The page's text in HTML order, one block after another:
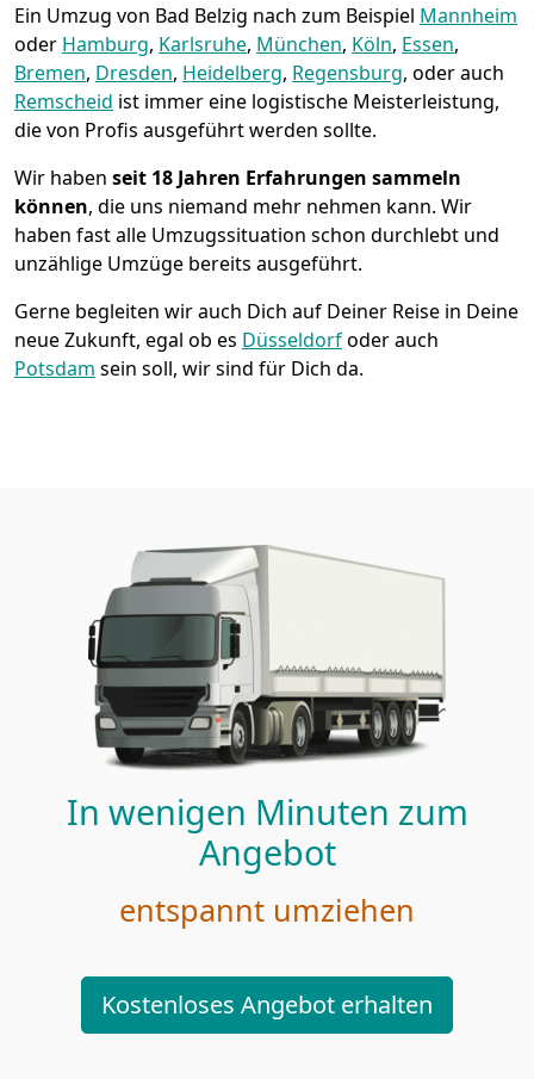
Ein Umzug von Bad Belzig nach zum Beispiel Mannheim
oder Hamburg, Karlsruhe, München, Köln, Essen,
Bremen, Dresden, Heidelberg, Regensburg, oder auch
Remscheid ist immer eine logistische Meisterleistung,
die von Profis ausgeführt werden sollte.
Wir haben seit 18 Jahren Erfahrungen sammeln
können, die uns niemand mehr nehmen kann. Wir
haben fast alle Umzugssituation schon durchlebt und
unzählige Umzüge bereits ausgeführt.
Gerne begleiten wir auch Dich auf Deiner Reise in Deine
neue Zukunft, egal ob es Düsseldorfoder auch
Potsdam sein soll, wir sind für Dich da.
In wenigen Minuten zum
Angebot
entspannt umziehen
Kostenloses Angebot erhalten